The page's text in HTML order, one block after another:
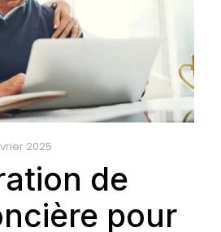
2025
de
pour